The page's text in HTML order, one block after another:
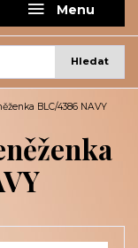
Menu
Hledat
BLC/4386 NAVY